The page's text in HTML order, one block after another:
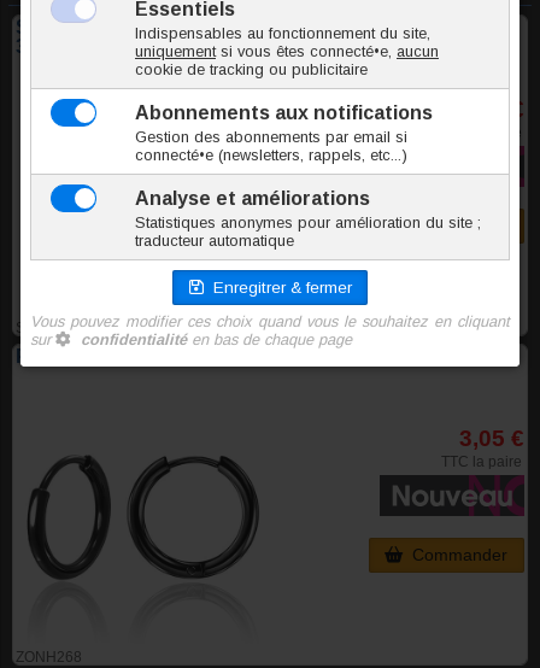
Stud de nez acier plaqué or 18k avec Zirconium rond
3mm
SSQZ030
2,95 €
TTC l'unite
Commander
ZONH268
3,05 €
TTC la paire
Commander